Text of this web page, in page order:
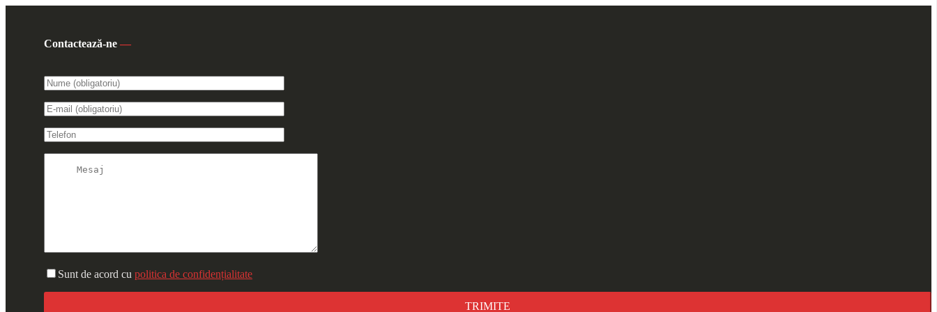
Contactează-ne —
Sunt de acord cu politica de confidențialitate